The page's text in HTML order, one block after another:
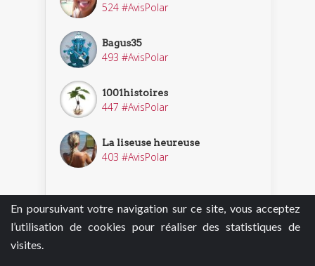
En poursuivant votre navigation sur ce site, vous acceptez
l’utilisation de cookies pour réaliser des statistiques de
visites.
524 #AvisPolar
Bagus35
493 #AvisPolar
1001histoires
447 #AvisPolar
La liseuse heureuse
403 #AvisPolar
Découvrir nos enquêteurs